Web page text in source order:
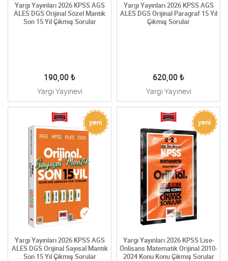
Yargı Yayınları 2026 KPSS AGS
ALES DGS Orijinal Sözel Mantık
Son 15 Yıl Çıkmış Sorular
190,00 ₺
Yargı Yayınevi
Yargı Yayınları 2026 KPSS AGS
ALES DGS Orijinal Paragraf 15 Yıl
Çıkmış Sorular
620,00 ₺
Yargı Yayınevi
Yargı Yayınları 2026 KPSS AGS
ALES DGS Orijinal Sayısal Mantık
Son 15 Yıl Çıkmış Sorular
Yargı Yayınları 2026 KPSS Lise-
Önlisans Matematik Orijinal 2010-
2024 Konu Konu Çıkmış Sorular